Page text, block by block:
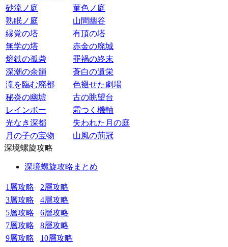
砂流ノ庭
菫色ノ庭
熟眠ノ庭
山間幽谷
縁覚の塔
有頂の塔
無学の塔
赤金の廃城
熔鉄の孤砦
罪禍の終末
深潮の余韻
蒼白の遺栄
滝を臨む廃都
色褪せた劇場
秘炎の幽墟
古の眺望台
レインボー
霜つく機軸
光なき深都
失われた月の庭
月の子の宝物
山風の荊冠
深境螺旋攻略
深境螺旋攻略まとめ
1層攻略
2層攻略
3層攻略
4層攻略
5層攻略
6層攻略
7層攻略
8層攻略
9層攻略
10層攻略